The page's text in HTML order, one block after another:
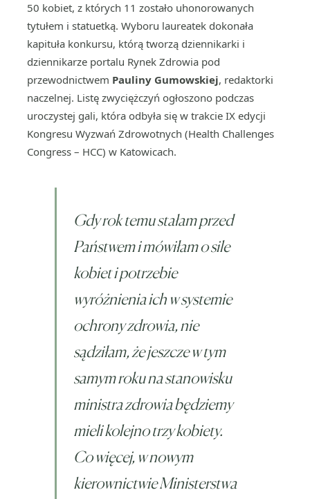
50 kobiet, z których 11 zostało uhonorowanych
tytułem i statuetką. Wyboru laureatek dokonała
kapituła konkursu, którą tworzą dziennikarki i
dziennikarze portalu Rynek Zdrowia pod
przewodnictwem Pauliny Gumowskiej, redaktorki
naczelnej. Listę zwyciężczyń ogłoszono podczas
uroczystej gali, która odbyła się w trakcie IX edycji
Kongresu Wyzwań Zdrowotnych (Health Challenges
Congress – HCC) w Katowicach.
Gdy rok temu stałam przed
Państwem i mówiłam o sile
kobiet i potrzebie
wyróżnienia ich w systemie
ochrony zdrowia, nie
sądziłam, że jeszcze w tym
samym roku na stanowisku
ministra zdrowia będziemy
mieli kolejno trzy kobiety.
Co więcej, w nowym
kierownictwie Ministerstwa